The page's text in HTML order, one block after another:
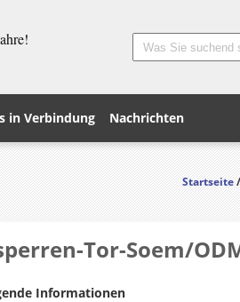
in Verbindung Nachrichten
Startseite
Tor-Soem/
Informationen